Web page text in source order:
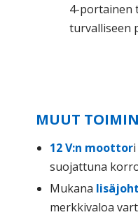
4-portainen
turvalliseen
MUUT
12 V:n moottor
suojattuna
Mukana
merkkivaloa